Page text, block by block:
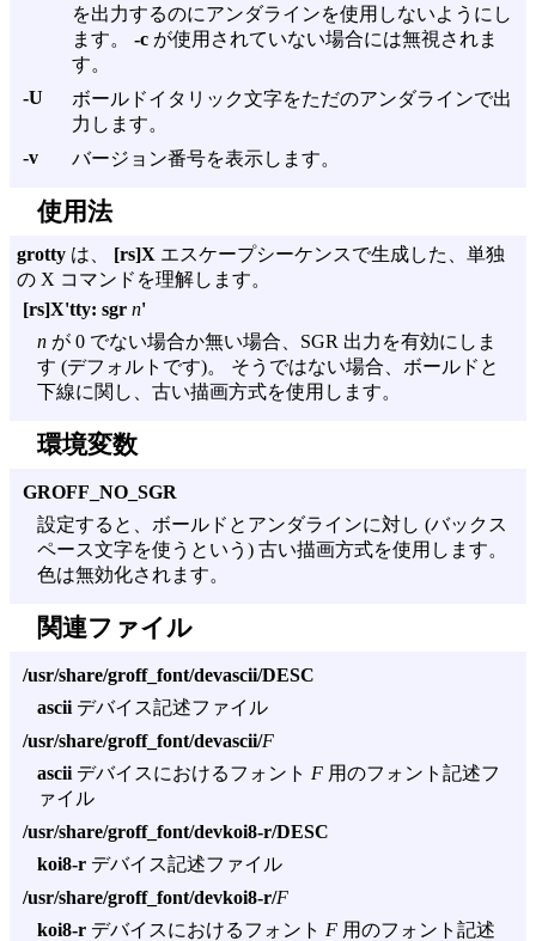
を出力するのにアンダラインを使用しないようにし
ます。 -c が使用されていない場合には無視されま
す。
-U
ボールドイタリック文字をただのアンダラインで出
力します。
-v
バージョン番号を表示します。
使用法
grotty は、 [rs]X エスケープシーケンスで生成した、単独
の X コマンドを理解します。
[rs]X'tty: sgr n'
n が 0 でない場合か無い場合、SGR 出力を有効にしま
す (デフォルトです)。 そうではない場合、ボールドと
下線に関し、古い描画方式を使用します。
環境変数
GROFF_NO_SGR
設定すると、ボールドとアンダラインに対し (バックス
ペース文字を使うという) 古い描画方式を使用します。
色は無効化されます。
関連ファイル
/usr/share/groff_font/devascii/DESC
ascii デバイス記述ファイル
/usr/share/groff_font/devascii/F
ascii デバイスにおけるフォント F 用のフォント記述フ
ァイル
/usr/share/groff_font/devkoi8-r/DESC
koi8-r デバイス記述ファイル
/usr/share/groff_font/devkoi8-r/F
koi8-r デバイスにおけるフォント F 用のフォント記述